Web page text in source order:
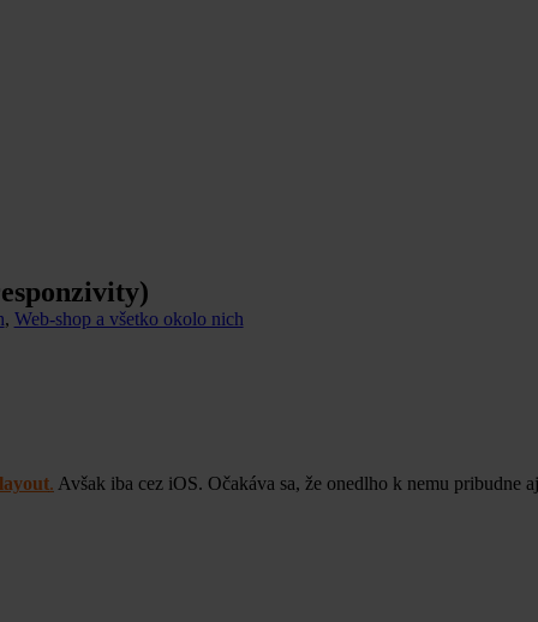
, Web-shop a všetko okolo nich
. Avšak iba cez iOS. Očakáva sa, že onedlho k nemu